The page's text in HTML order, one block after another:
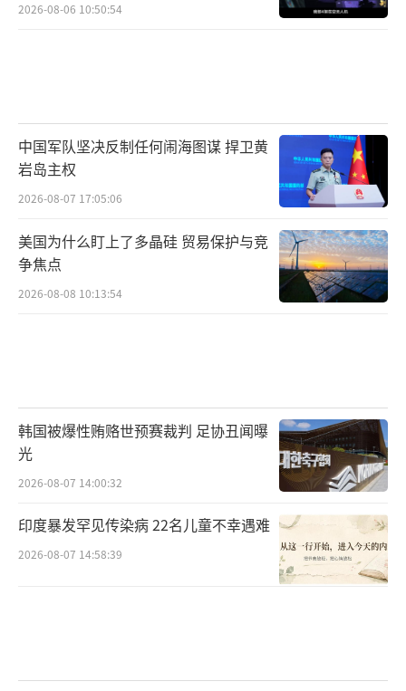
2026-08-06 10:50:54
中国军队坚决反制任何闹海图谋 捍卫黄
岩岛主权
2026-08-07 17:05:06
美国为什么盯上了多晶硅 贸易保护与竞
争焦点
2026-08-08 10:13:54
韩国被爆性贿赂世预赛裁判 足协丑闻曝
光
2026-08-07 14:00:32
印度暴发罕见传染病 22名儿童不幸遇难
2026-08-07 14:58:39